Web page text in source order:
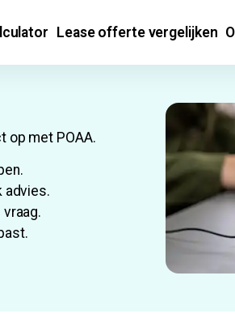
Lease offerte vergelijken
op met POAA.
advies.